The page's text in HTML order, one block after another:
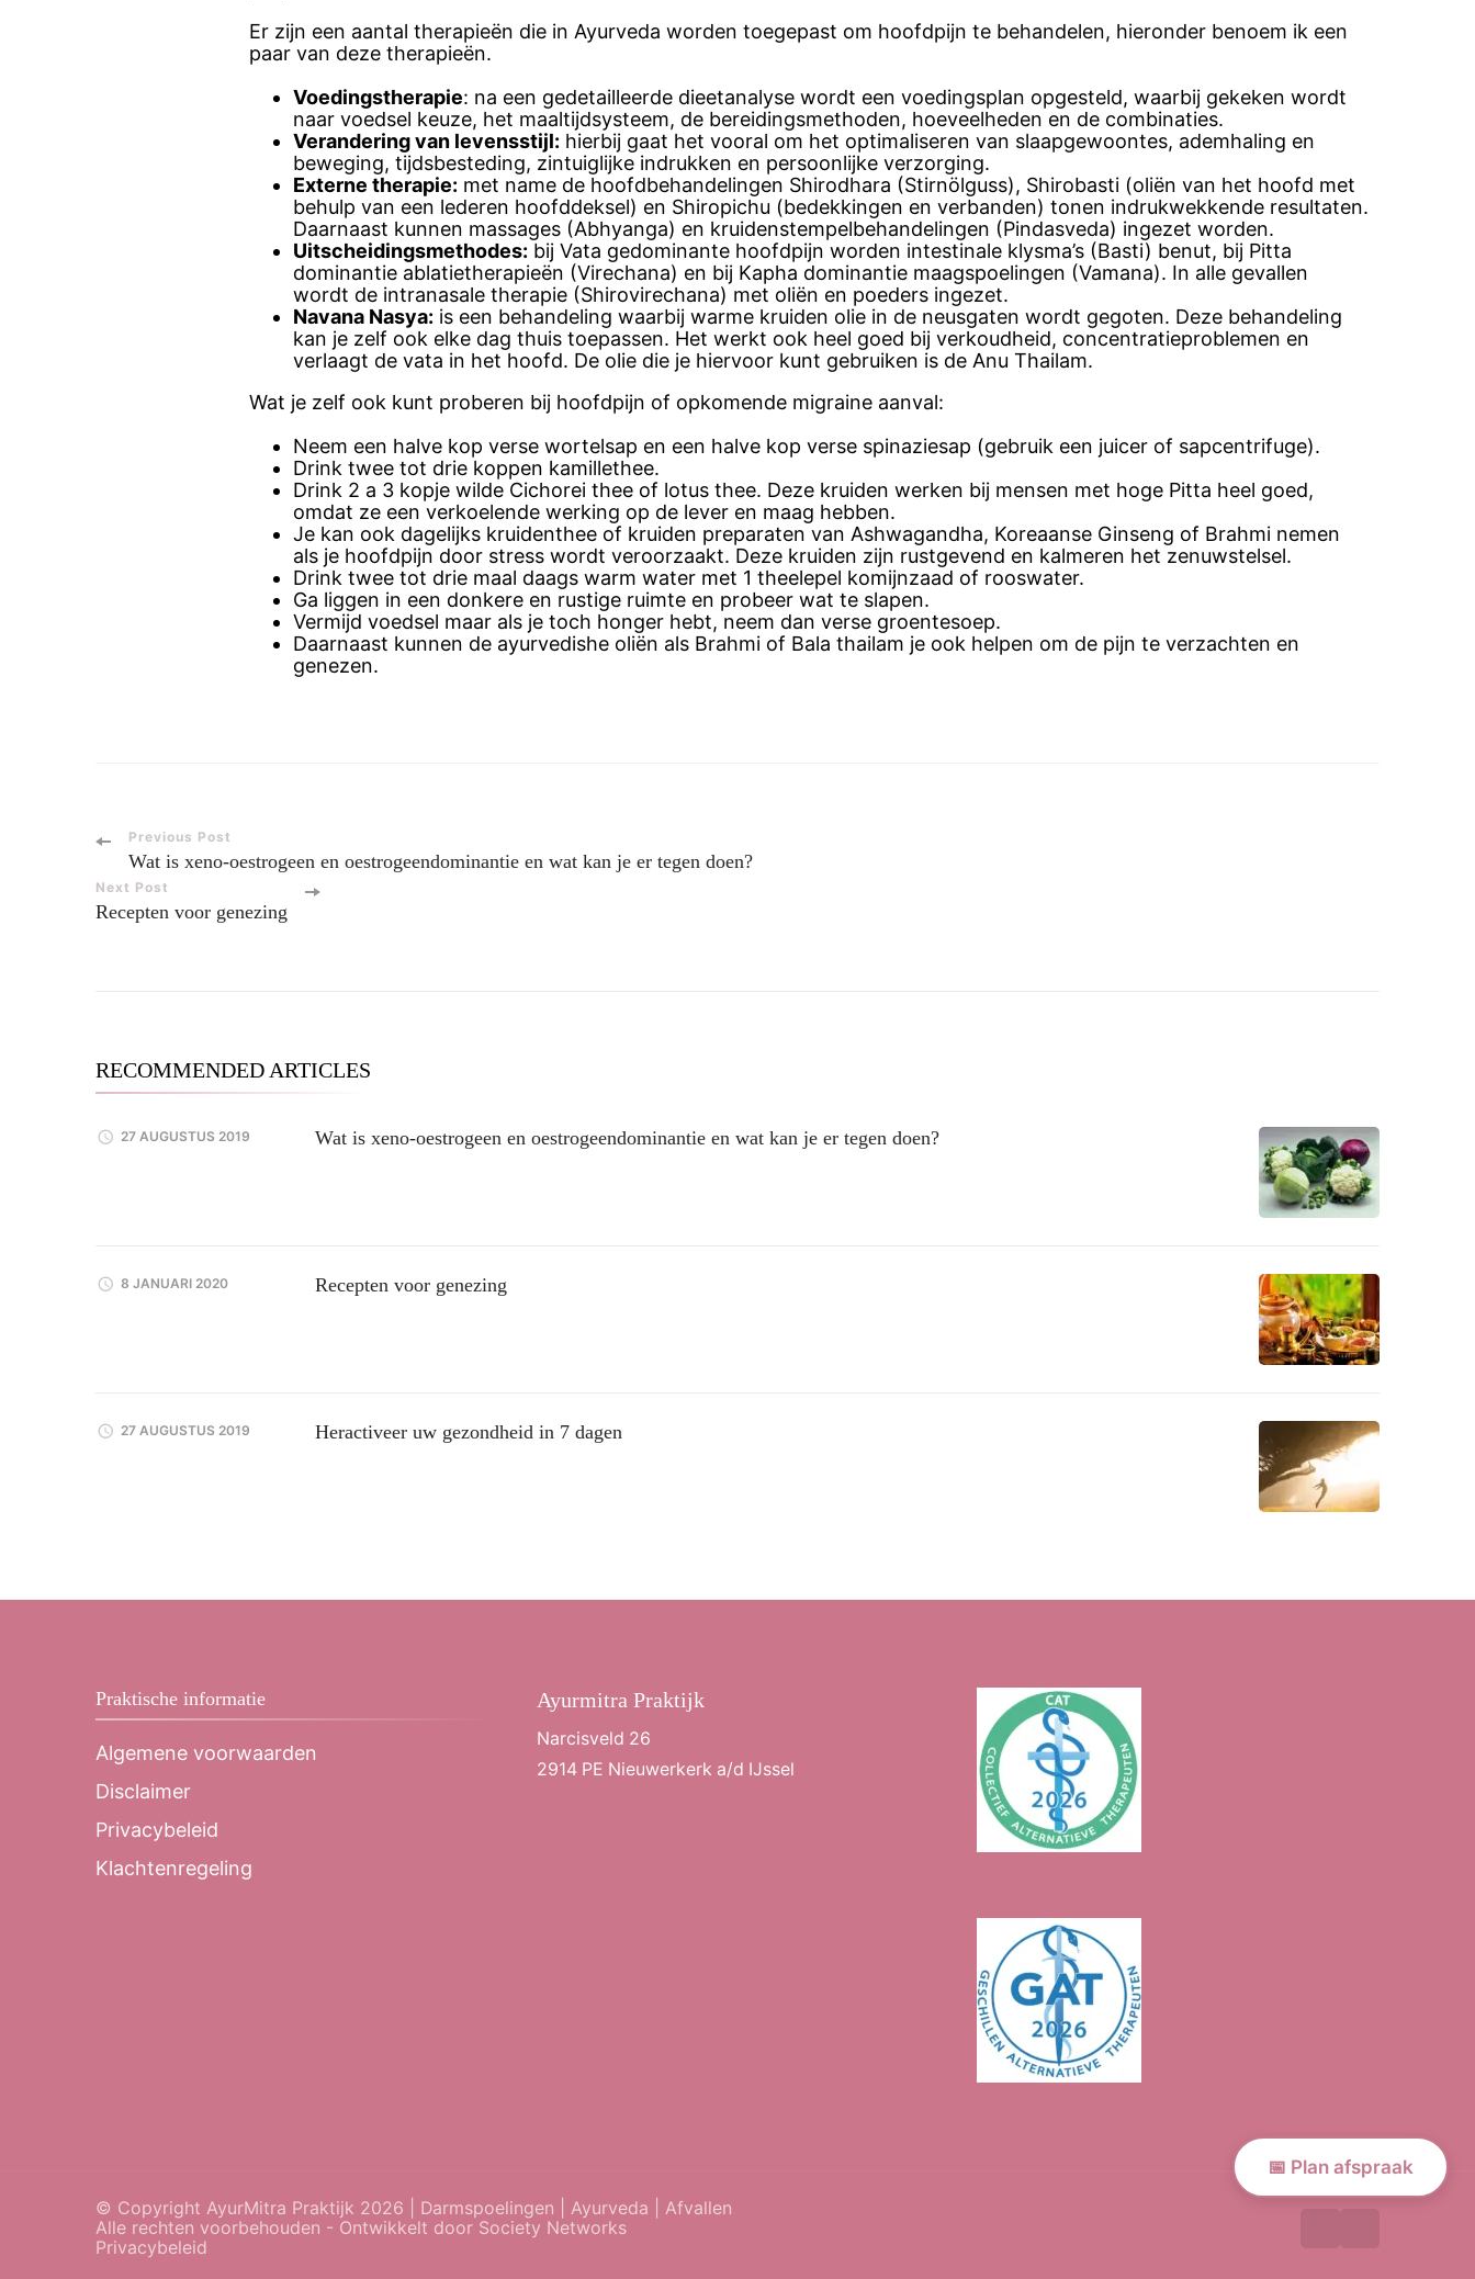
Er zijn een aantal therapieën die in Ayurveda worden toegepast om hoofdpijn te behandelen, hieronder benoem ik een
paar van deze therapieën.
Voedingstherapie: na een gedetailleerde dieetanalyse wordt een voedingsplan opgesteld, waarbij gekeken wordt
naar voedsel keuze, het maaltijdsysteem, de bereidingsmethoden, hoeveelheden en de combinaties.
Verandering van levensstijl: hierbij gaat het vooral om het optimaliseren van slaapgewoontes, ademhaling en
beweging, tijdsbesteding, zintuiglijke indrukken en persoonlijke verzorging.
Externe therapie: met name de hoofdbehandelingen Shirodhara (Stirnölguss), Shirobasti (oliën van het hoofd met
behulp van een lederen hoofddeksel) en Shiropichu (bedekkingen en verbanden) tonen indrukwekkende resultaten.
Daarnaast kunnen massages (Abhyanga) en kruidenstempelbehandelingen (Pindasveda) ingezet worden.
Uitscheidingsmethodes: bij Vata gedominante hoofdpijn worden intestinale klysma’s (Basti) benut, bij Pitta
dominantie ablatietherapieën (Virechana) en bij Kapha dominantie maagspoelingen (Vamana). In alle gevallen
wordt de intranasale therapie (Shirovirechana) met oliën en poeders ingezet.
Navana Nasya: is een behandeling waarbij warme kruiden olie in de neusgaten wordt gegoten. Deze behandeling
kan je zelf ook elke dag thuis toepassen. Het werkt ook heel goed bij verkoudheid, concentratieproblemen en
verlaagt de vata in het hoofd. De olie die je hiervoor kunt gebruiken is de Anu Thailam.
Wat je zelf ook kunt proberen bij hoofdpijn of opkomende migraine aanval:
Neem een halve kop verse wortelsap en een halve kop verse spinaziesap (gebruik een juicer of sapcentrifuge).
Drink twee tot drie koppen kamillethee.
Drink 2 a 3 kopje wilde Cichorei thee of lotus thee. Deze kruiden werken bij mensen met hoge Pitta heel goed,
omdat ze een verkoelende werking op de lever en maag hebben.
Je kan ook dagelijks kruidenthee of kruiden preparaten van Ashwagandha, Koreaanse Ginseng of Brahmi nemen
als je hoofdpijn door stress wordt veroorzaakt. Deze kruiden zijn rustgevend en kalmeren het zenuwstelsel.
Drink twee tot drie maal daags warm water met 1 theelepel komijnzaad of rooswater.
Ga liggen in een donkere en rustige ruimte en probeer wat te slapen.
Vermijd voedsel maar als je toch honger hebt, neem dan verse groentesoep.
Daarnaast kunnen de ayurvedishe oliën als Brahmi of Bala thailam je ook helpen om de pijn te verzachten en
genezen.
Post
Navigation
Previous Post
Wat is xeno-oestrogeen en oestrogeendominantie en wat kan je er tegen doen?
Next Post
Recepten voor genezing
RECOMMENDED ARTICLES
27 AUGUSTUS 2019 Wat is xeno-oestrogeen en oestrogeendominantie en wat kan je er tegen doen?
8 JANUARI 2020 Recepten voor genezing
27 AUGUSTUS 2019 Heractiveer uw gezondheid in 7 dagen
Praktische informatie
Algemene voorwaarden
Disclaimer
Privacybeleid
Klachtenregeling
Ayurmitra Praktijk
Narcisveld 26
2914 PE Nieuwerkerk a/d IJssel
© Copyright AyurMitra Praktijk 2026 | Darmspoelingen | Ayurveda | Afvallen
Alle rechten voorbehouden - Ontwikkelt door Society Networks
Privacybeleid
📅 Plan afspraak